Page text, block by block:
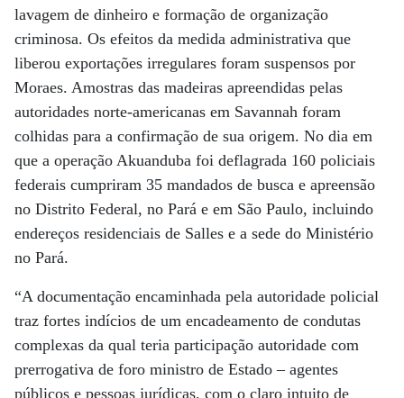
lavagem de dinheiro e formação de organização
criminosa. Os efeitos da medida administrativa que
liberou exportações irregulares foram suspensos por
Moraes. Amostras das madeiras apreendidas pelas
autoridades norte-americanas em Savannah foram
colhidas para a confirmação de sua origem. No dia em
que a operação Akuanduba foi deflagrada 160 policiais
federais cumpriram 35 mandados de busca e apreensão
no Distrito Federal, no Pará e em São Paulo, incluindo
endereços residenciais de Salles e a sede do Ministério
no Pará.
“A documentação encaminhada pela autoridade policial
traz fortes indícios de um encadeamento de condutas
complexas da qual teria participação autoridade com
prerrogativa de foro ministro de Estado – agentes
públicos e pessoas jurídicas, com o claro intuito de